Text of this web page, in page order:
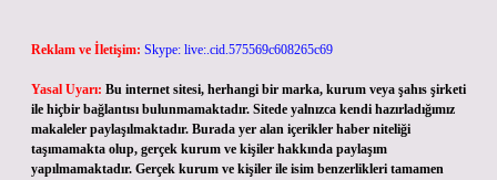
Reklam ve İletişim: Skype: live:.cid.575569c608265c69
Yasal Uyarı: Bu internet sitesi, herhangi bir marka, kurum veya şahıs şirketi
ile hiçbir bağlantısı bulunmamaktadır. Sitede yalnızca kendi hazırladığımız
makaleler paylaşılmaktadır. Burada yer alan içerikler haber niteliği
taşımamakta olup, gerçek kurum ve kişiler hakkında paylaşım
yapılmamaktadır. Gerçek kurum ve kişiler ile isim benzerlikleri tamamen